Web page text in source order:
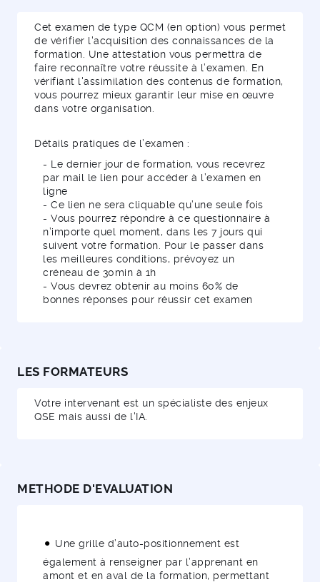
Cet examen de type QCM (en option) vous permet
de vérifier l'acquisition des connaissances de la
formation. Une attestation vous permettra de
faire reconnaître votre réussite à l’examen. En
vérifiant l'assimilation des contenus de formation,
vous pourrez mieux garantir leur mise en œuvre
dans votre organisation.
Détails pratiques de l’examen :
- Le dernier jour de formation, vous recevrez
par mail le lien pour accéder à l’examen en
ligne
- Ce lien ne sera cliquable qu’une seule fois
- Vous pourrez répondre à ce questionnaire à
n’importe quel moment, dans les 7 jours qui
suivent votre formation. Pour le passer dans
les meilleures conditions, prévoyez un
créneau de 30min à 1h
- Vous devrez obtenir au moins 60% de
bonnes réponses pour réussir cet examen
LES FORMATEURS
Votre intervenant est un spécialiste des enjeux
QSE mais aussi de l'IA.
METHODE D'EVALUATION
Une grille d’auto-positionnement est
également à renseigner par l’apprenant en
amont et en aval de la formation, permettant